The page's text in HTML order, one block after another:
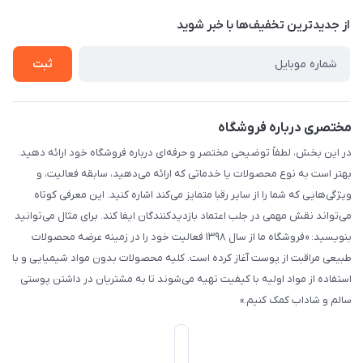
درباره ما
راهنما
از جدید‌ترین تخفیف‌ها با‌ خبر شوید
ثبت
مختصری درباره فروشگاه
در این بخش، لطفاً توضیحی مختصر و حرفه‌ای درباره فروشگاه خود ارائه دهید.
بهتر است به نوع محصولات یا خدماتی که ارائه می‌دهید، سابقه فعالیت، و
ویژگی‌هایی که شما را از سایر رقبا متمایز می‌کند اشاره کنید. این معرفی کوتاه
می‌تواند نقش مهمی در جلب اعتماد بازدیدکنندگان ایفا کند. برای مثال می‌توانید
بنویسید: «فروشگاه ما از سال ۱۳۹۸ فعالیت خود را در زمینه عرضه محصولات
طبیعی مراقبت از پوست آغاز کرده است. کلیه محصولات بدون مواد شیمیایی و با
استفاده از مواد اولیه با کیفیت تهیه می‌شوند تا به مشتریان در داشتن پوستی
سالم و شاداب کمک کنیم.»